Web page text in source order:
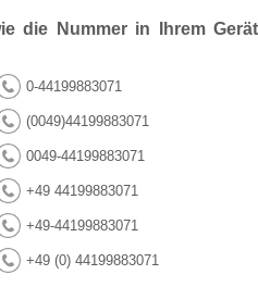
die Nummer in Ihrem Gerät
0-44199883071
(0049)44199883071
0049-44199883071
+49 44199883071
+49-44199883071
+49 (0) 44199883071